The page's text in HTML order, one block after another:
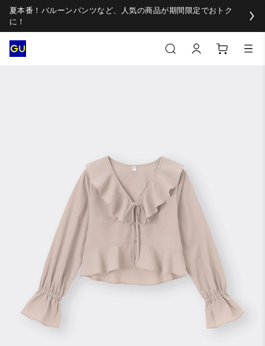
夏本番！バルーンパンツなど、人気の商品が期間限定でおトク
に！